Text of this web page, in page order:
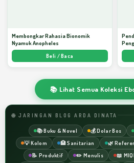
Membongkar Rahasia Bionomik
Nyamuk Anopheles
Beli / Baca
📚 Lihat Semua Koleksi
🌐 JARINGAN BLOG ARDA DINATA
📚 Buku & Novel 💰 Dolar Bos
💡 Kolom
🏥 Sanitarian 🌿
📝 Produktif
✏️ Menulis 📖